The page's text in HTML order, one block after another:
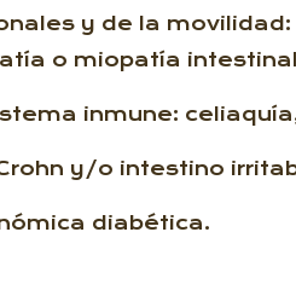
y de la
o miopatía
inmune:
y/o intestino
diabética.